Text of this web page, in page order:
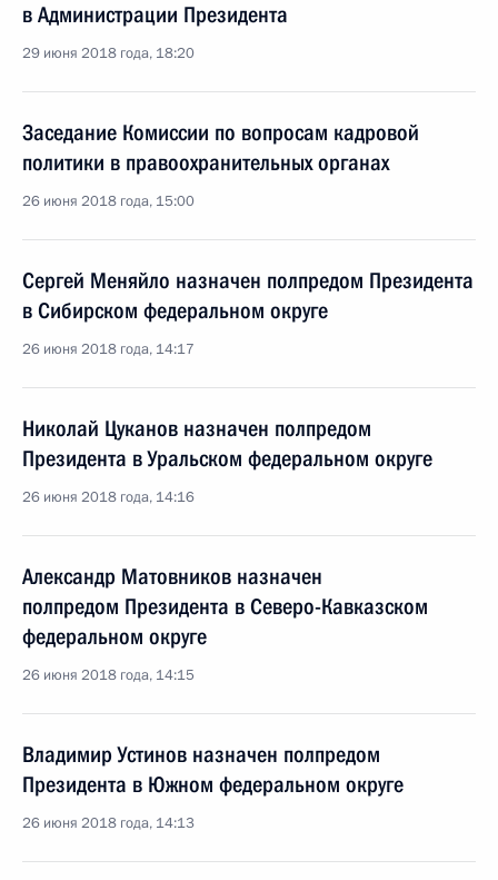
в Администрации Президента
29 июня 2018 года, 18:20
Заседание Комиссии по вопросам кадровой
политики в правоохранительных органах
26 июня 2018 года, 15:00
Сергей Меняйло назначен полпредом Президента
в Сибирском федеральном округе
26 июня 2018 года, 14:17
Николай Цуканов назначен полпредом
Президента в Уральском федеральном округе
26 июня 2018 года, 14:16
Александр Матовников назначен
полпредом Президента в Северо-Кавказском
федеральном округе
26 июня 2018 года, 14:15
Владимир Устинов назначен полпредом
Президента в Южном федеральном округе
26 июня 2018 года, 14:13